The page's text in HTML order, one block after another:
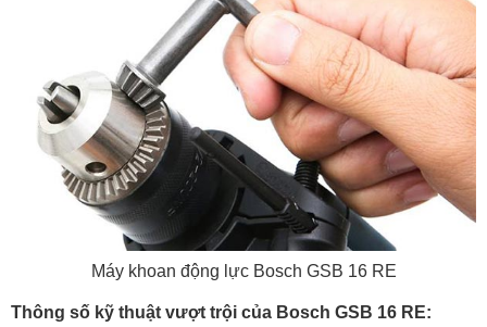
Máy khoan động lực Bosch GSB 16 RE
Thông số kỹ thuật vượt trội của Bosch GSB 16 RE: